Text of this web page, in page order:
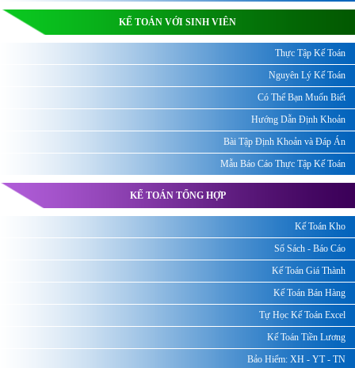
KẾ TOÁN VỚI SINH VIÊN
Thực Tập Kế Toán
Nguyên Lý Kế Toán
Có Thể Bạn Muốn Biết
Hướng Dẫn Định Khoản
Bài Tập Định Khoản và Đáp Án
Mẫu Báo Cáo Thực Tập Kế Toán
KẾ TOÁN TỔNG HỢP
Kế Toán Kho
Sổ Sách - Báo Cáo
Kế Toán Giá Thành
Kế Toán Bán Hàng
Tự Học Kế Toán Excel
Kế Toán Tiền Lương
Bảo Hiểm: XH - YT - TN